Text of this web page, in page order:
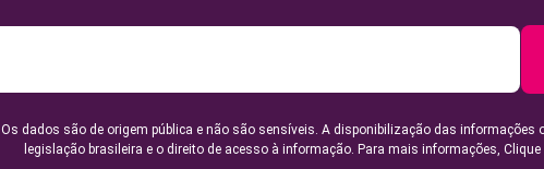
Os dados são de origem pública e não são sensíveis. A disponibilização das informações
legislação brasileira e o direito de acesso à informação. Para mais informações, Clique